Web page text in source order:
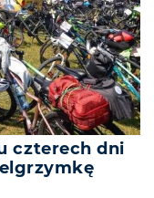
czterech dni